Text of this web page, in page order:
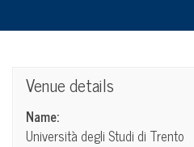
Venue details
Name:
Università degli Studi di Trento